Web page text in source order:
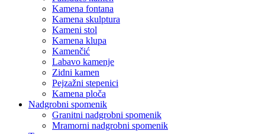
Kamena fontana
Kamena skulptura
Kameni stol
Kamena klupa
Kamenčić
Labavo kamenje
Zidni kamen
Pejzažni stepenici
Kamena ploča
Nadgrobni spomenik
Granitni nadgrobni spomenik
Mramorni nadgrobni spomenik